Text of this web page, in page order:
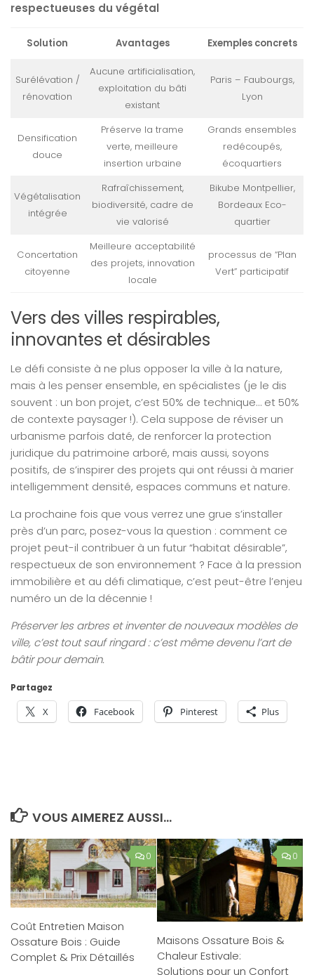
respectueuses du végétal
Solution Avantages Exemples concrets
Surélévation /
rénovation
Aucune artificialisation,
exploitation du bâti
existant
Paris – Faubourgs,
Lyon
Densification
douce
Préserve la trame
verte, meilleure
insertion urbaine
Grands ensembles
redécoupés,
écoquartiers
Végétalisation
intégrée
Rafraîchissement,
biodiversité, cadre de
vie valorisé
Bikube Montpellier,
Bordeaux Eco-
quartier
Concertation
citoyenne
Meilleure acceptabilité
des projets, innovation
locale
processus de “Plan
Vert” participatif
Vers des villes respirables,
innovantes et désirables
Le défi consiste à ne plus opposer la ville à la nature,
mais à les penser ensemble, en spécialistes (je le dis
souvent : un bon projet, c’est 50% de technique… et 50%
de contexte paysager !). Cela suppose de réviser un
urbanisme parfois daté, de renforcer la protection
juridique du patrimoine arboré, mais aussi, soyons
positifs, de s’inspirer des projets qui ont réussi à marier
intelligemment densité, espaces communs et nature.
La prochaine fois que vous verrez une grue s’installer
près d’un parc, posez-vous la question : comment ce
projet peut-il contribuer à un futur “habitat désirable”,
respectueux de son environnement ? Face à la pression
immobilière et au défi climatique, c’est peut-être l’enjeu
numéro un de la décennie !
Préserver les arbres et inventer de nouveaux modèles de
ville, c’est tout sauf ringard : c’est même devenu l’art de
bâtir pour demain.
Partagez
X Facebook Pinterest Plus
VOUS AIMEREZ AUSSI...
0
Coût Entretien Maison
Ossature Bois : Guide
Complet & Prix Détaillés
0
Maisons Ossature Bois &
Chaleur Estivale:
Solutions pour un Confort